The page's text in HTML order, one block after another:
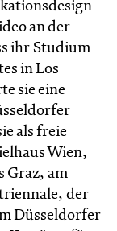
an der
ihr Studium
in Los
sie eine
als freie
Wien,
Graz, am
der
Düsseldorfer